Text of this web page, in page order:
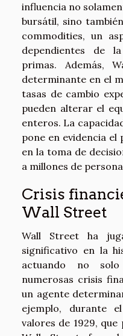
influencia no
bursátil, sino
commodities, un
dependientes de
primas. Además,
determinante en el
tasas de cambio
pueden alterar el
enteros. La
pone en evidencia
en la toma de
a millones de
Crisis
Wall Street
Wall Street ha
significativo en la
actuando no
numerosas crisis
un agente
ejemplo, durante
valores de 1929,